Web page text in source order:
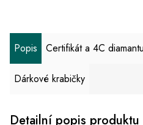
Popis Certifikát a 4C diamantu
Dárkové krabičky
Detailní popis produktu